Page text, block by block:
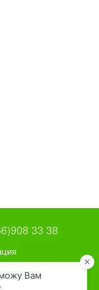
33 38